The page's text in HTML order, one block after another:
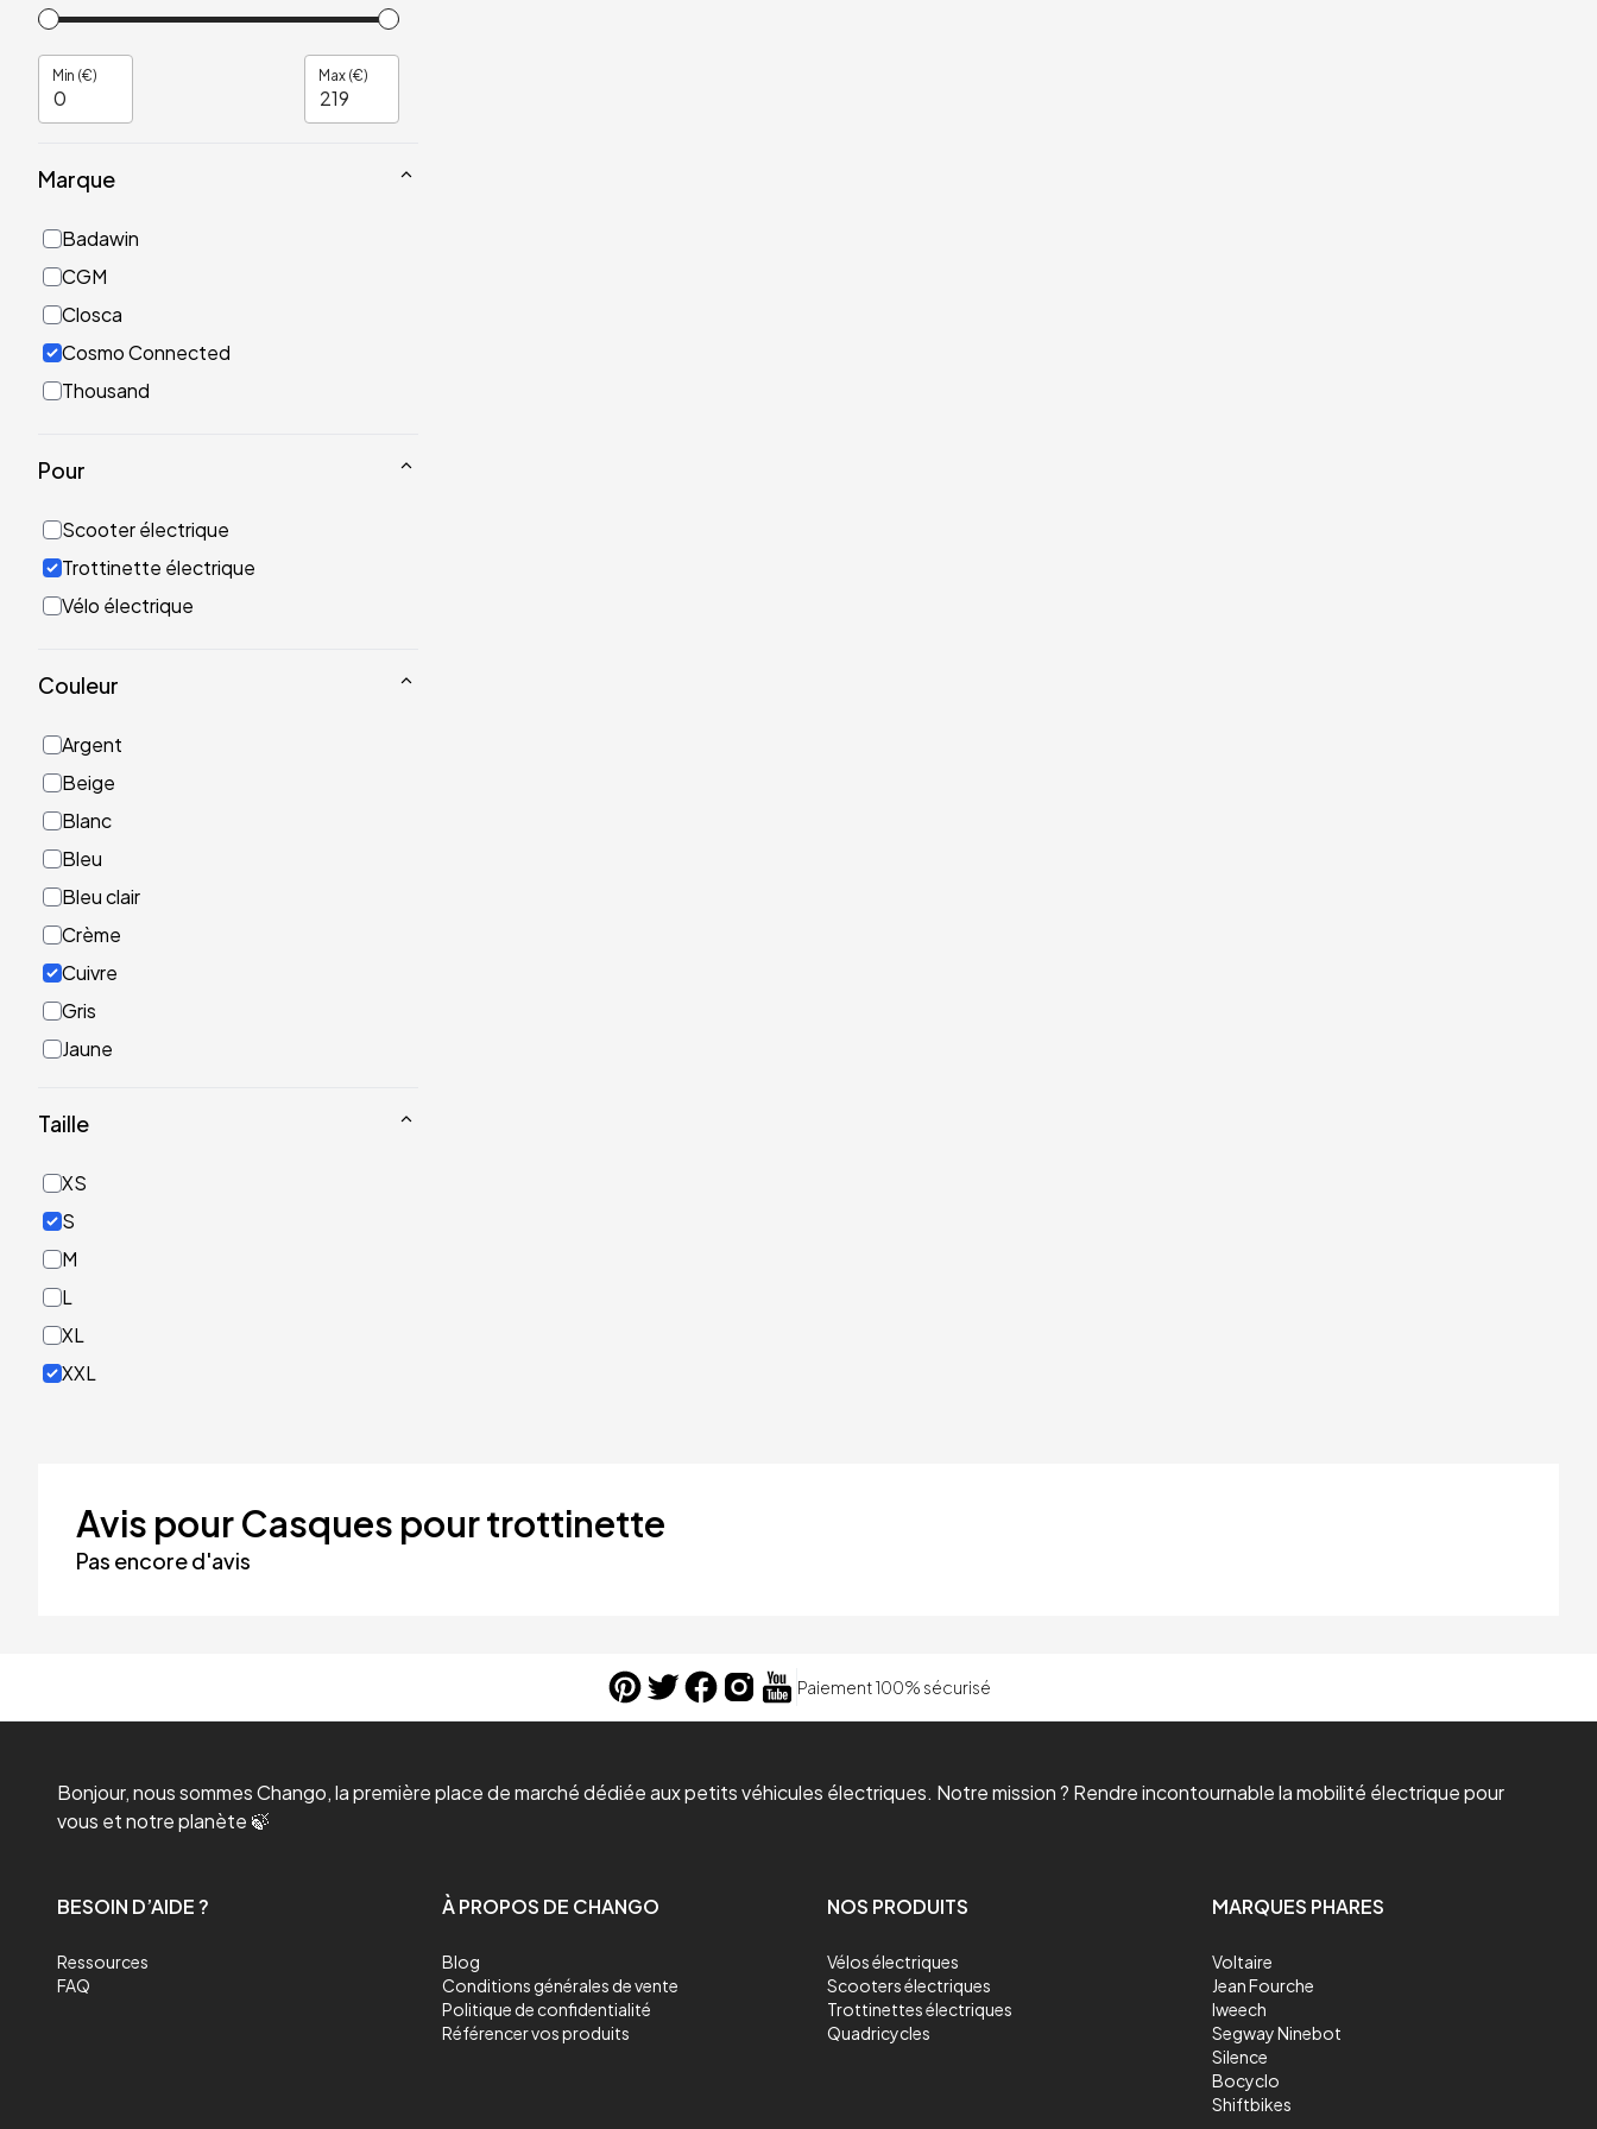
Min (€) Max (€)
Marque
Badawin
CGM
Closca
Cosmo Connected
Thousand
Pour
Scooter électrique
Trottinette électrique
Vélo électrique
Couleur
Argent
Beige
Blanc
Bleu
Bleu clair
Crème
Cuivre
Gris
Jaune
Or
Taille
XS
S
M
L
XL
XXL
Avis pour Casques pour trottinette
Pas encore d'avis
Paiement 100% sécurisé
Bonjour, nous sommes Chango, la première place de marché dédiée aux petits véhicules électriques. Notre mission ? Rendre incontournable la mobilité électrique pour
vous et notre planète 🍃
BESOIN D’AIDE ?
Ressources
FAQ
À PROPOS DE CHANGO
Blog
Conditions générales de vente
Politique de confidentialité
Référencer vos produits
NOS PRODUITS
Vélos électriques
Scooters électriques
Trottinettes électriques
Quadricycles
MARQUES PHARES
Voltaire
Jean Fourche
Iweech
Segway Ninebot
Silence
Bocyclo
Shiftbikes